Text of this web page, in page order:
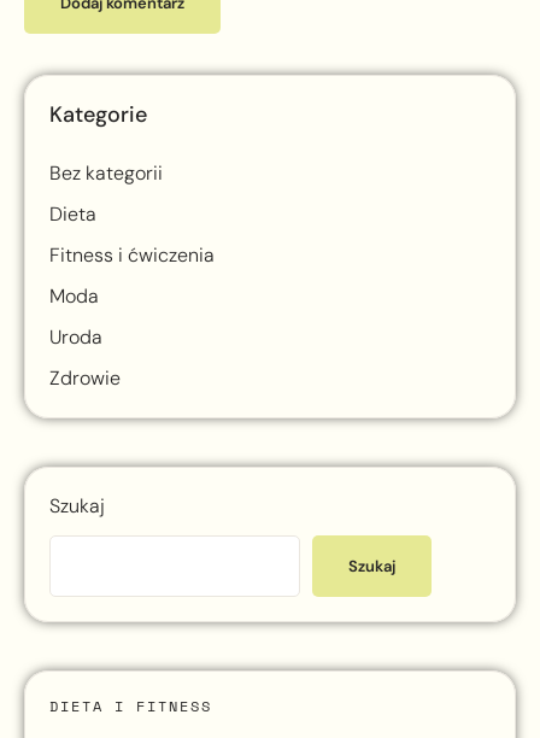
Kategorie
Bez kategorii
Dieta
Fitness i ćwiczenia
Moda
Uroda
Zdrowie
Szukaj
Szukaj
DIETA I FITNESS